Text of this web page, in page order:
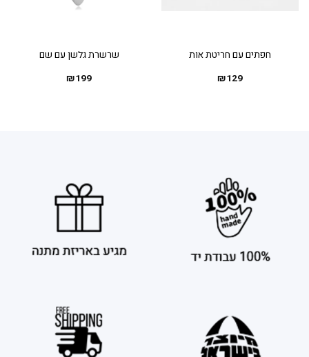
חפתים עם חריטת אות
₪129
שרשרת גלשן עם שם
₪199